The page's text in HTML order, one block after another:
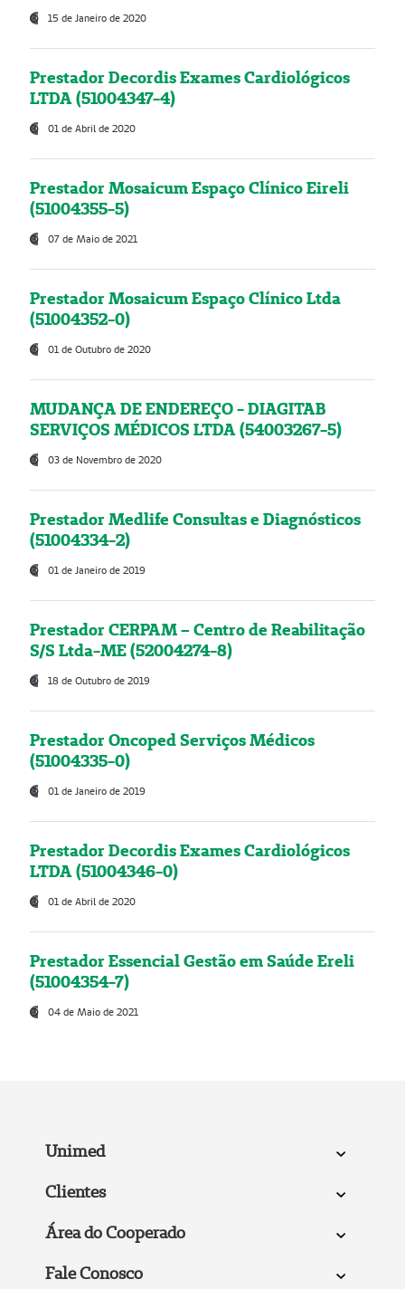
15 de Janeiro de 2020
Prestador Decordis Exames Cardiológicos
LTDA (51004347-4)
01 de Abril de 2020
Prestador Mosaicum Espaço Clínico Eireli
(51004355-5)
07 de Maio de 2021
Prestador Mosaicum Espaço Clínico Ltda
(51004352-0)
01 de Outubro de 2020
MUDANÇA DE ENDEREÇO - DIAGITAB
SERVIÇOS MÉDICOS LTDA (54003267-5)
03 de Novembro de 2020
Prestador Medlife Consultas e Diagnósticos
(51004334-2)
01 de Janeiro de 2019
Prestador CERPAM – Centro de Reabilitação
S/S Ltda-ME (52004274-8)
18 de Outubro de 2019
Prestador Oncoped Serviços Médicos
(51004335-0)
01 de Janeiro de 2019
Prestador Decordis Exames Cardiológicos
LTDA (51004346-0)
01 de Abril de 2020
Prestador Essencial Gestão em Saúde Ereli
(51004354-7)
04 de Maio de 2021
Unimed
Clientes
Área do Cooperado
Fale Conosco